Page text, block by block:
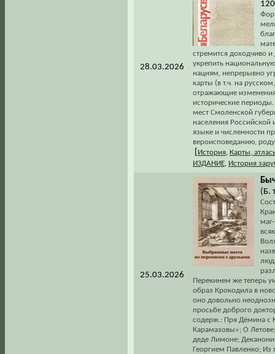
28.03.2026
стремится доходчиво
укрепить
нациям, непрерывно
карты (в т.ч. на
отражающие
исторические
мест Смоленской
населения
языке и численности
вероисповеданию,
История Карты,
ИЗДАНИЕ История
25.03.2026
(Б.
Перекинем же теперь
образ Крокодила в
оно довольно
просьбе доброго
содерж.: Пря Дёмина с
Карамазовы»; О
деде Лимоне;
Георгием Павленко;